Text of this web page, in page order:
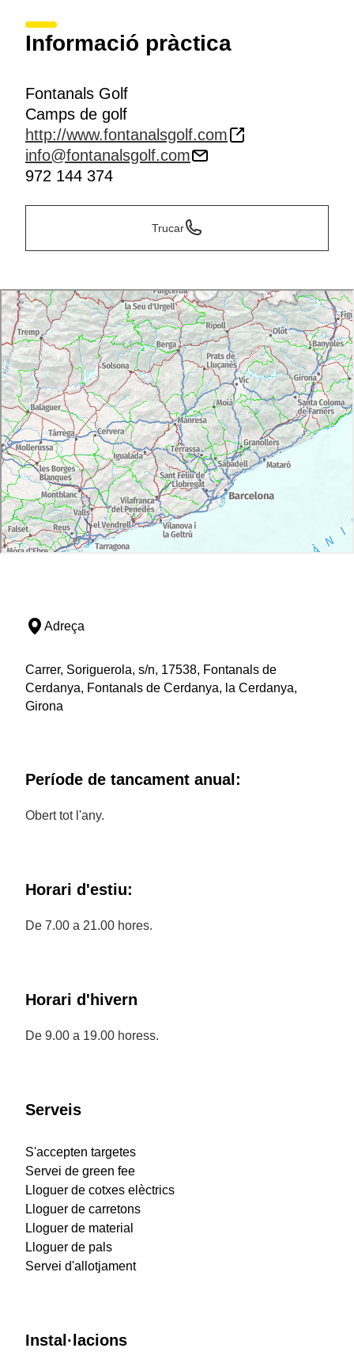
Informació pràctica
Fontanals Golf
Camps de golf
http://www.fontanalsgolf.com
info@fontanalsgolf.com
972 144 374
Trucar
Adreça
Carrer, Soriguerola, s/n, 17538, Fontanals de
Cerdanya, Fontanals de Cerdanya, la Cerdanya,
Girona
Període de tancament anual:
Obert tot l'any.
Horari d'estiu:
De 7.00 a 21.00 hores.
Horari d'hivern
De 9.00 a 19.00 horess.
Serveis
S'accepten targetes
Servei de green fee
Lloguer de cotxes elèctrics
Lloguer de carretons
Lloguer de material
Lloguer de pals
Servei d'allotjament
Instal·lacions